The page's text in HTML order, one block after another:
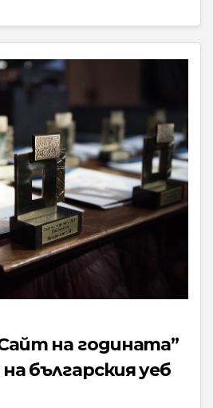
на годината”
българския уеб